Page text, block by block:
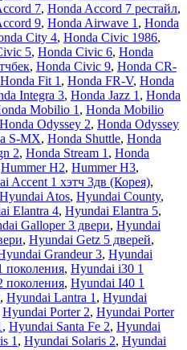
7, Honda Accord 7 рестайл,
9, Honda Airwave 1 , Honda
City 4, Honda Civic 1986,
5, Honda Civic 6, Honda
, Honda Civic 9, Honda CR-
Honda Fit 1 , Honda FR-V, Honda
Integra 3, Honda Jazz 1 , Honda
Mobilio 1 , Honda Mobilio
Honda Odyssey 2, Honda Odyssey
S-MX, Honda Shuttle, Honda
2, Honda Stream 1 , Honda
Hummer H2, Hummer H3,
Accent 1 хэтч 3дв (Корея),
Hyundai Atos, Hyundai County,
Elantra 4, Hyundai Elantra 5,
Galloper 3 двери, Hyundai
, Hyundai Getz 5 дверей,
Grandeur 3, Hyundai
поколения, Hyundai i30 1
поколения, Hyundai I40 1
, Hyundai Lantra 1 , Hyundai
Hyundai Porter 2, Hyundai Porter
, Hyundai Santa Fe 2, Hyundai
1 , Hyundai Solaris 2, Hyundai